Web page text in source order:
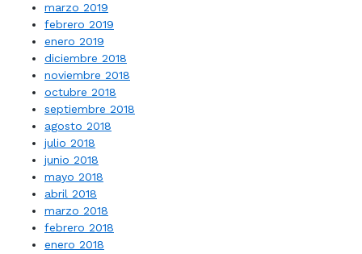
marzo 2019
febrero 2019
enero 2019
diciembre 2018
noviembre 2018
octubre 2018
septiembre 2018
agosto 2018
julio 2018
junio 2018
mayo 2018
abril 2018
marzo 2018
febrero 2018
enero 2018